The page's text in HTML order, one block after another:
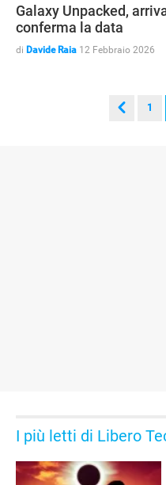
Galaxy Unpacked,
conferma la data
di Davide Raia 12 Febbraio 2026
1
I più letti di Libero